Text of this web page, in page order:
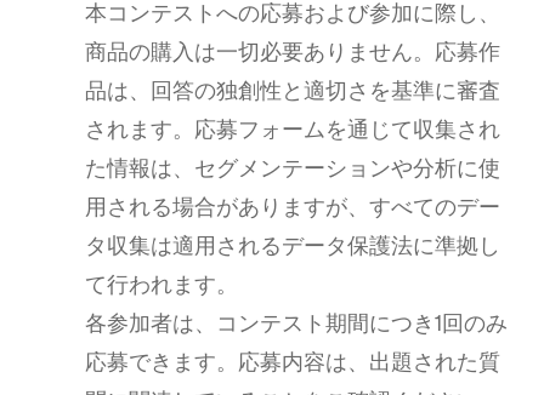
本コンテストへの応募および参加に際し、
商品の購入は一切必要ありません。応募作
品は、回答の独創性と適切さを基準に審査
されます。応募フォームを通じて収集され
た情報は、セグメンテーションや分析に使
用される場合がありますが、すべてのデー
タ収集は適用されるデータ保護法に準拠し
て行われます。
各参加者は、コンテスト期間につき1回のみ
応募できます。応募内容は、出題された質